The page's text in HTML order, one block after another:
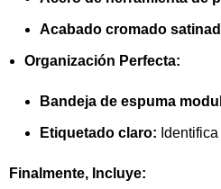
Acabado cromado
Organización Perfecta:
Bandeja de espuma
Etiquetado claro:
Finalmente, Incluye: